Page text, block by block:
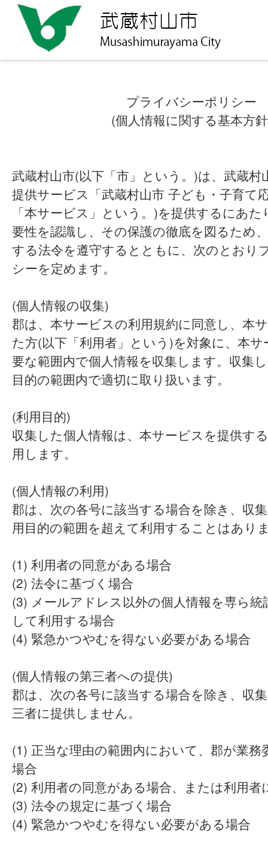
プライバシーポリシー
(個人情報に関する基本方
武蔵村山市(以下「市」という。)は、武蔵村
提供サービス「武蔵村山市 子ども・子育て
「本サービス」という。)を提供するにあ
要性を認識し、その保護の徹底を図るため
する法令を遵守するとともに、次のとおり
シーを定めます。
(個人情報の収集)
郡は、本サービスの利用規約に同意し、本
た方(以下「利用者」という)を対象に、本
要な範囲内で個人情報を収集します。収集
目的の範囲内で適切に取り扱います。
(利用目的)
収集した個人情報は、本サービスを提供す
用します。
(個人情報の利用)
郡は、次の各号に該当する場合を除き、収
用目的の範囲を超えて利用することはあり
(1) 利用者の同意がある場合
(2) 法令に基づく場合
(3) メールアドレス以外の個人情報を専ら統
して利用する場合
(4) 緊急かつやむを得ない必要がある場合
(個人情報の第三者への提供)
郡は、次の各号に該当する場合を除き、収
三者に提供しません。
(1) 正当な理由の範囲内において、郡が業務
場合
(2) 利用者の同意がある場合、または利用者
(3) 法令の規定に基づく場合
(4) 緊急かつやむを得ない必要がある場合